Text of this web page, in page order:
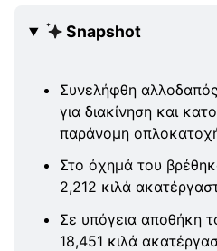
Snapshot
Συνελήφθη
για διακίνηση και
παράνομη
Στο όχημά του
2,212 κιλά
Σε υπόγεια αποθήκη
18,451 κιλά